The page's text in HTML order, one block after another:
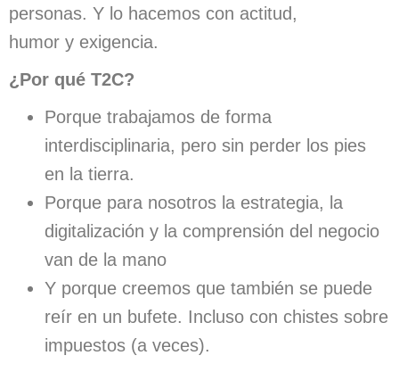
personas. Y lo hacemos con actitud,
humor y exigencia.
¿Por qué T2C?
Porque trabajamos de forma
interdisciplinaria, pero sin perder los pies
en la tierra.
Porque para nosotros la estrategia, la
digitalización y la comprensión del negocio
van de la mano
Y porque creemos que también se puede
reír en un bufete. Incluso con chistes sobre
impuestos (a veces).